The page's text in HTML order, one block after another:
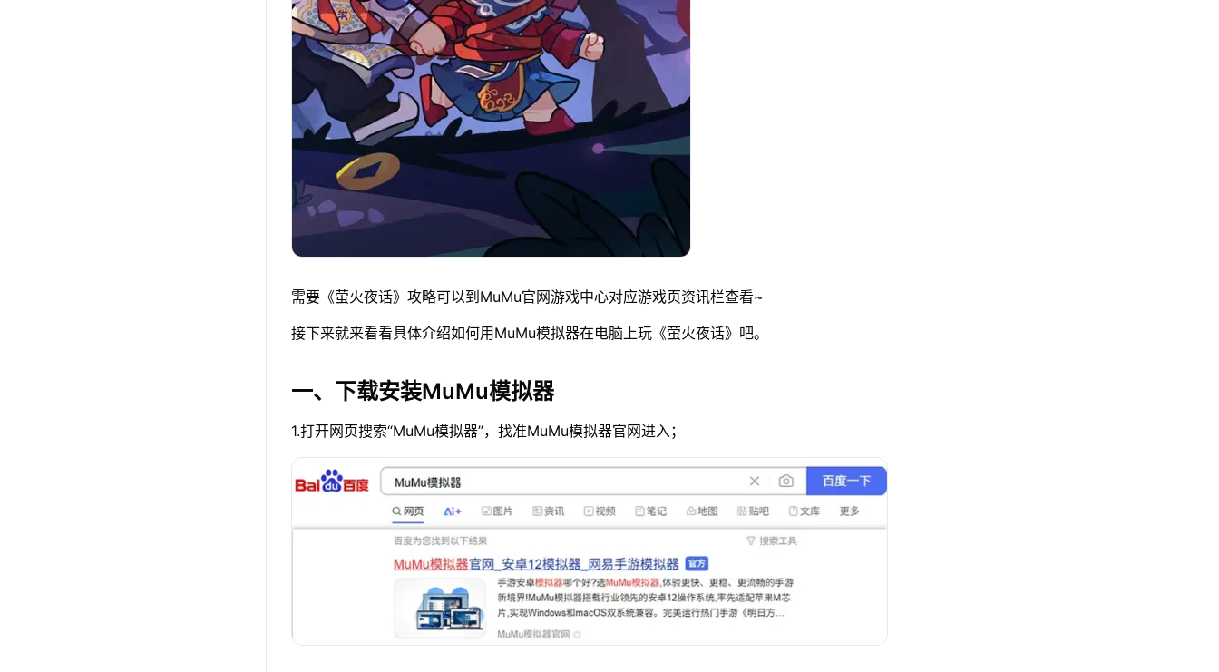
需要《萤火夜话》攻略可以到MuMu官网游戏中心对应游戏页资讯栏查看~
接下来就来看看具体介绍如何用MuMu模拟器在电脑上玩《萤火夜话》吧。
一、下载安装MuMu模拟器
1.打开网页搜索“MuMu模拟器”，找准MuMu模拟器官网进入；